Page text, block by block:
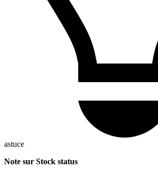
astuce
Note sur Stock status